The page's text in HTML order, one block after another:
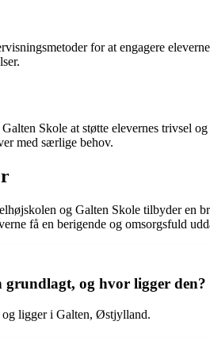
for at engagere
Skole at støtte elevernes trivsel
med særlige behov.
og Galten Skole tilbyder
få en berigende og omsorgsfuld
og hvor ligger den?
ligger i Galten, Østjylland.